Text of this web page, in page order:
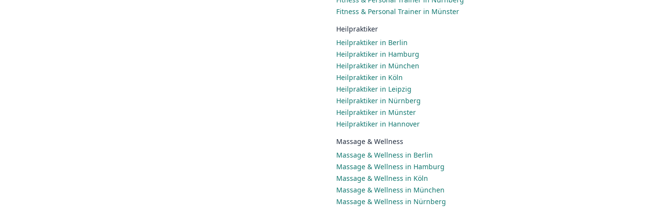
Fitness & Personal Trainer in Münster
Heilpraktiker
Heilpraktiker in Berlin
Heilpraktiker in Hamburg
Heilpraktiker in München
Heilpraktiker in Köln
Heilpraktiker in Leipzig
Heilpraktiker in Nürnberg
Heilpraktiker in Münster
Heilpraktiker in Hannover
Massage & Wellness
Massage & Wellness in Berlin
Massage & Wellness in Hamburg
Massage & Wellness in Köln
Massage & Wellness in München
Massage & Wellness in Nürnberg